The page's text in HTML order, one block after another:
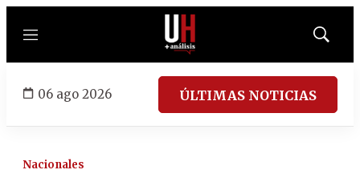
Menú
Mostrar
06 ago 2026 ÚLTIMAS NOTICIAS
Nacionales